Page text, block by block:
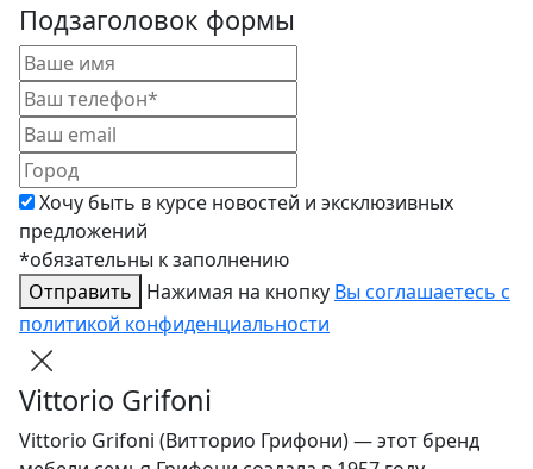
Подзаголовок формы
Хочу быть в курсе новостей и эксклюзивных
предложений
*обязательны к заполнению
Отправить
Нажимая на кнопку Вы соглашаетесь с
политикой конфиденциальности
Vittorio Grifoni
Vittorio Grifoni (Витторио Грифони) — этот бренд